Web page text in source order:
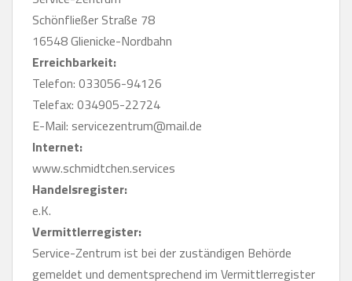
Schönfließer Straße 78
16548 Glienicke-Nordbahn
Erreichbarkeit:
Telefon: 033056-94126
Telefax: 034905-22724
E-Mail: servicezentrum@mail.de
Internet:
www.schmidtchen.services
Handelsregister:
e.K.
Vermittlerregister:
Service-Zentrum ist bei der zuständigen Behörde
gemeldet und dementsprechend im Vermittlerregister